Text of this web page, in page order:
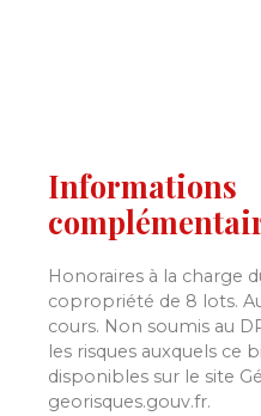
Informations
Honoraires à la charge
copropriété de 8 lots.
cours. Non soumis au
les risques auxquels ce
disponibles sur le site
georisques.gouv.fr.